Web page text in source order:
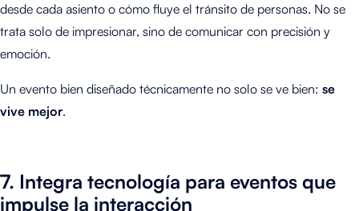
desde cada asiento o cómo fluye el tránsito de personas. No se
trata solo de impresionar, sino de comunicar con precisión y
emoción.
Un evento bien diseñado técnicamente no solo se ve bien: se
vive mejor.
7. Integra tecnología para eventos que
impulse la interacción